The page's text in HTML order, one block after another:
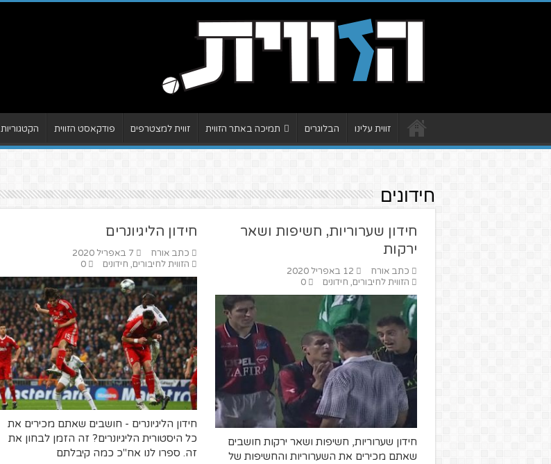
זווית עלינו הבלוגרים תמיכה באתר הזווית זווית למצטרפים פודקאסט הזווית הקטגוריות
חידונים
חידון שערוריות, חשיפות ושאר
ירקות
כתב אורח
12 באפריל 2020
הזווית לחיבורים, חידונים 0
חידון שערוריות, חשיפות ושאר ירקות חושבים
שאתם מכירים את השערוריות והחשיפות של
חידון הליגיונרים
כתב אורח
7 באפריל 2020
הזווית לחיבורים, חידונים 0
חידון הליגיונרים - חושבים שאתם מכירים את
כל היסטורית הליגיונרים? זה הזמן לבחון את
זה. ספרו לנו אח"כ כמה קיבלתם